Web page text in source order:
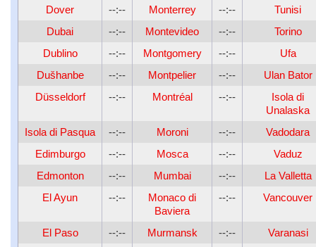
Dover
--:-- Monterrey --:--
Tunisi
Dubai
--:-- Montevideo --:--
Torino
Dublino
--:-- Montgomery --:--
Ufa
Dušhanbe
--:-- Montpelier --:--
Ulan Bator
Düsseldorf
--:-- Montréal --:--
Isola di
Unalaska
Isola di Pasqua
--:-- Moroni --:--
Vadodara
Edimburgo
--:-- Mosca --:--
Vaduz
Edmonton
--:-- Mumbai --:--
La Valletta
El Ayun
--:--
Monaco di
Baviera
--:-- Vancouver
El Paso --:-- Murmansk --:--
Varanasi